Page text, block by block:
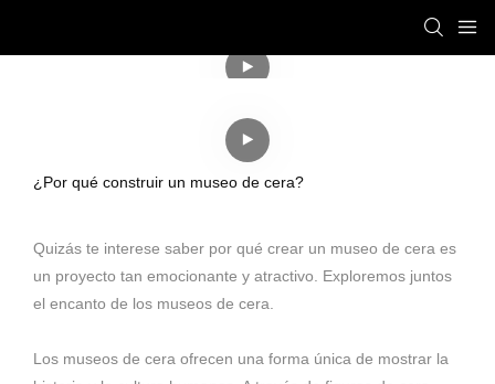
Solución integral
para figuras de
¿Por qué construir un museo de cera?
Quizás te interese saber por qué crear un museo de cera es
un proyecto tan emocionante y atractivo. Exploremos juntos
el encanto de los museos de cera.
Los museos de cera ofrecen una forma única de mostrar la